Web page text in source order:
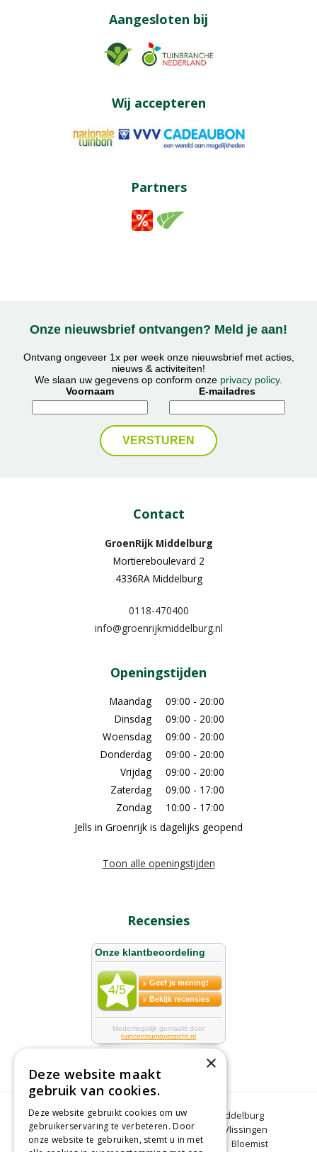
Aangesloten bij
Wij accepteren
Partners
Onze nieuwsbrief ontvangen? Meld je aan!
Ontvang ongeveer 1x per week onze nieuwsbrief met acties,
nieuws & activiteiten!
We slaan uw gegevens op conform onze privacy policy.
Voornaam
E-mailadres
Contact
GroenRijk Middelburg​
Mortiereboulevard 2
4336RA Middelburg
0118-470400
info@groenrijkmiddelburg.nl
Openingstijden
Maandag
09:00 - 20:00
Dinsdag
09:00 - 20:00
Woensdag
09:00 - 20:00
Donderdag
09:00 - 20:00
Vrijdag
09:00 - 20:00
Zaterdag
09:00 - 17:00
Zondag
10:00 - 17:00
Jells in Groenrijk is dagelijks geopend
Toon alle openingstijden
Recensies
Bloemen Middelburg
Dierenwinkel Middelburg
Kerstbomen Middelburg
Tuincentrum Vlissingen
Tuincentrum Zeeland
Gartencenter
Bloemist
×
Deze website maakt
gebruik van cookies.
Deze website gebruikt cookies om uw
gebruikerservaring te verbeteren. Door
onze website te gebruiken, stemt u in met